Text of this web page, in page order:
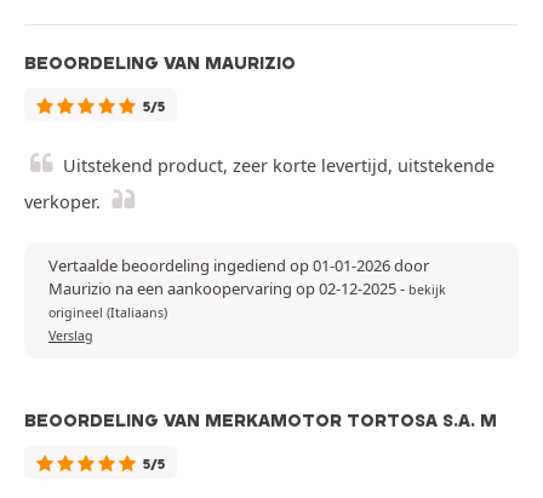
BEOORDELING VAN MAURIZIO
5/5
Uitstekend product, zeer korte levertijd, uitstekende
verkoper.
Vertaalde beoordeling ingediend op 01-01-2026 door
Maurizio na een aankoopervaring op 02-12-2025- bekijk
origineel (Italiaans)
Verslag
BEOORDELING VAN MERKAMOTOR TORTOSA S.A. M
5/5